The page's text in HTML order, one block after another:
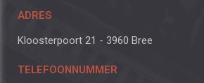
ADRES
Kloosterpoort 21 - 3960 Bree
TELEFOONNUMMER